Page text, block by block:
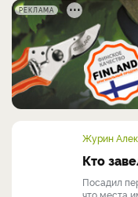
РЕКЛАМА
Журин
Кто
Посадил
что места